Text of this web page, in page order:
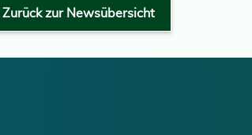
Zurück zur Newsübersicht